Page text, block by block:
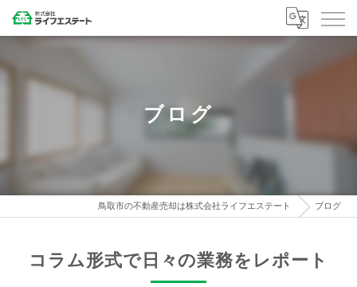
ブログ
鳥取市の不動産売却は株式会社ライフエステート ブログ
コラム形式で日々の業務をレポート